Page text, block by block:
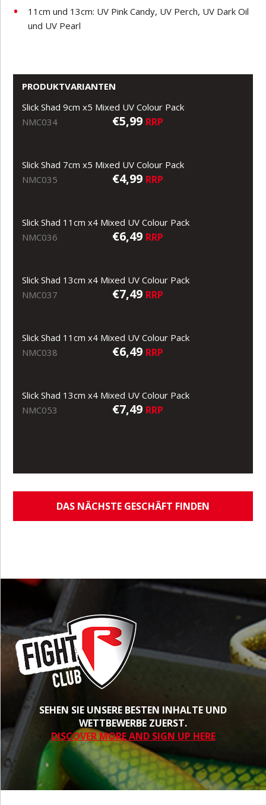
11cm und 13cm: UV Pink Candy, UV Perch, UV Dark Oil
und UV Pearl
PRODUKTVARIANTEN
Slick Shad 9cm x5 Mixed UV Colour Pack
NMC034
€5,99 RRP
Slick Shad 7cm x5 Mixed UV Colour Pack
NMC035
€4,99 RRP
Slick Shad 11cm x4 Mixed UV Colour Pack
NMC036
€6,49 RRP
Slick Shad 13cm x4 Mixed UV Colour Pack
NMC037
€7,49 RRP
Slick Shad 11cm x4 Mixed UV Colour Pack
NMC038
€6,49 RRP
Slick Shad 13cm x4 Mixed UV Colour Pack
NMC053
€7,49 RRP
DAS NÄCHSTE GESCHÄFT FINDEN
SEHEN SIE UNSERE BESTEN INHALTE UND
WETTBEWERBE ZUERST.
DISCOVER MORE AND SIGN UP HERE